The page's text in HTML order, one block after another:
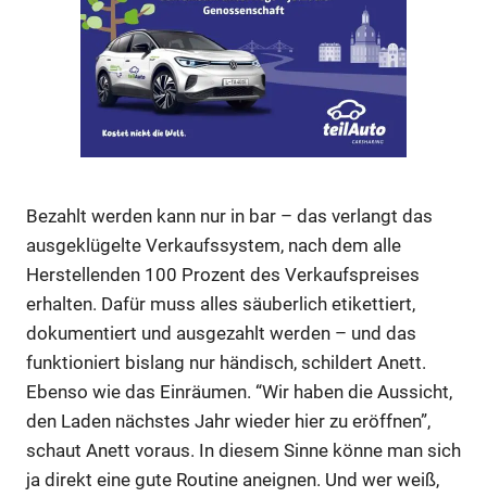
Anzeige
Bezahlt werden kann nur in bar – das verlangt das
ausgeklügelte Verkaufssystem, nach dem alle
Herstellenden 100 Prozent des Verkaufspreises
erhalten. Dafür muss alles säuberlich etikettiert,
dokumentiert und ausgezahlt werden – und das
funktioniert bislang nur händisch, schildert Anett.
Ebenso wie das Einräumen. “Wir haben die Aussicht,
den Laden nächstes Jahr wieder hier zu eröffnen”,
schaut Anett voraus. In diesem Sinne könne man sich
ja direkt eine gute Routine aneignen. Und wer weiß,